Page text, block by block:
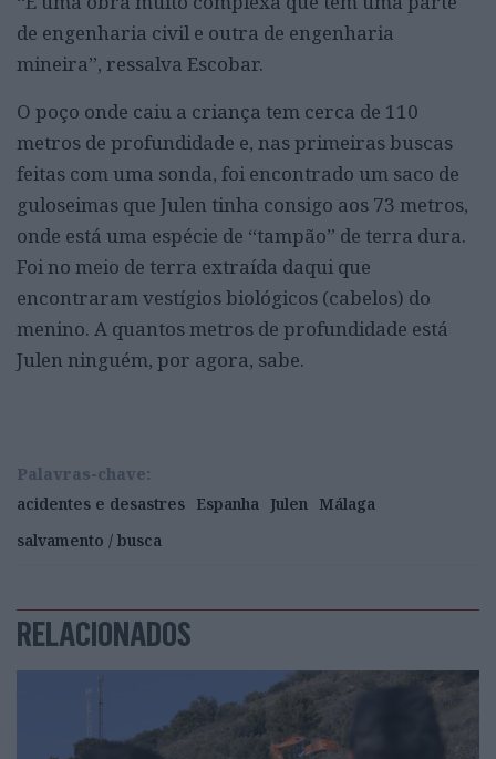
de engenharia civil e outra de engenharia
mineira”, ressalva Escobar.
O poço onde caiu a criança tem cerca de 110
metros de profundidade e, nas primeiras buscas
feitas com uma sonda, foi encontrado um saco de
guloseimas que Julen tinha consigo aos 73 metros,
onde está uma espécie de “tampão” de terra dura.
Foi no meio de terra extraída daqui que
encontraram vestígios biológicos (cabelos) do
menino. A quantos metros de profundidade está
Julen ninguém, por agora, sabe.
Palavras-chave:
acidentes e desastres Espanha Julen
Málaga
salvamento / busca
RELACIONADOS